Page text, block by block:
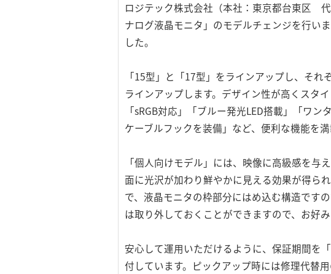
ロジテック株式会社（本社：東京都台東区
ナログ液晶モニタ」のモデルチェンジを行い
した。
「15型」と「17型」をラインアップし、そ
ラインアップします。デザイン性が高くスタ
「sRGB対応」「ブルー発光LED搭載」「ワ
ケーブルフックを装備」など、便利な機能を満
「個人向けモデル」には、映像に高級感を
面に光沢が加わり鮮やかに見える効果が得ら
で、液晶モニタの枠部分にはめ込む構造です
は取り外しておくことができますので、お好
安心して運用いただけるように、保証期間を
付しています。ピックアップ時には修理代替